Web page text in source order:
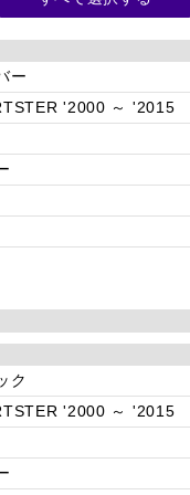
ー
'2000 ～ '2015
ク
'2000 ～ '2015